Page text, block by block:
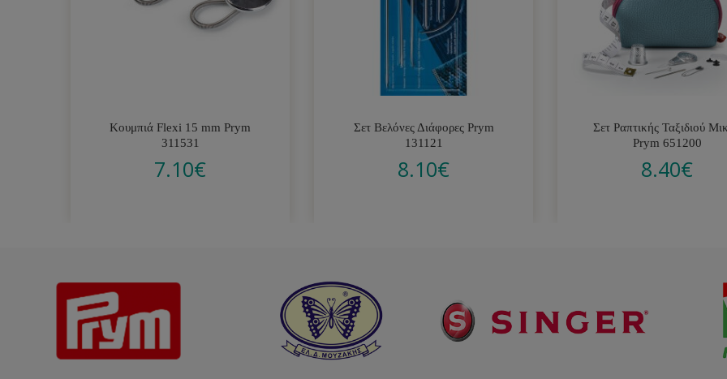
Κουμπιά Flexi 15 mm Prym
311531
7.10€
Σετ Βελόνες Διάφορες Prym
131121
8.10€
Σετ Ραπτικής Ταξιδιού
Prym 651200
8.40€